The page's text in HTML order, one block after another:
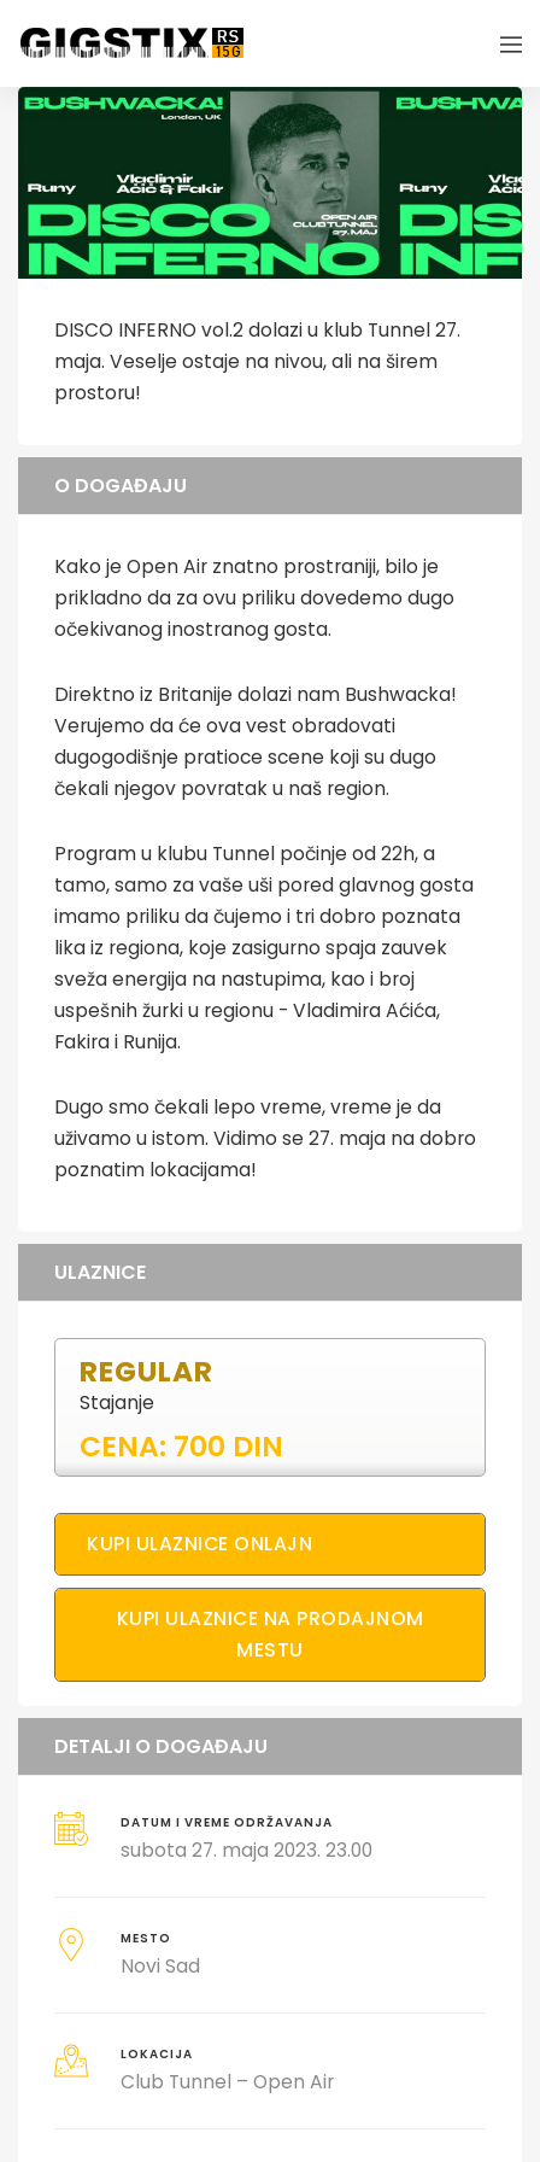
DISCO INFERNO vol.2 dolazi u klub Tunnel 27.
maja. Veselje ostaje na nivou, ali na širem
prostoru!
O DOGAĐAJU
Kako je Open Air znatno prostraniji, bilo je
prikladno da za ovu priliku dovedemo dugo
očekivanog inostranog gosta.
Direktno iz Britanije dolazi nam Bushwacka!
Verujemo da će ova vest obradovati
dugogodišnje pratioce scene koji su dugo
čekali njegov povratak u naš region.
Program u klubu Tunnel počinje od 22h, a
tamo, samo za vaše uši pored glavnog gosta
imamo priliku da čujemo i tri dobro poznata
lika iz regiona, koje zasigurno spaja zauvek
sveža energija na nastupima, kao i broj
uspešnih žurki u regionu - Vladimira Aćića,
Fakira i Runija.
Dugo smo čekali lepo vreme, vreme je da
uživamo u istom. Vidimo se 27. maja na dobro
poznatim lokacijama!
ULAZNICE
REGULAR
Stajanje
CENA: 700 DIN
KUPI ULAZNICE ONLAJN
KUPI ULAZNICE NA PRODAJNOM
MESTU
DETALJI O DOGAĐAJU
DATUM I VREME ODRŽAVANJA
subota 27. maja 2023. 23.00
MESTO
Novi Sad
LOKACIJA
Club Tunnel – Open Air